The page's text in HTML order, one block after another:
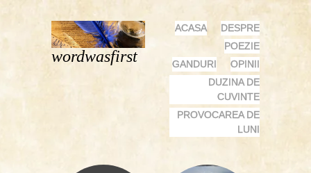
wordwasfirst
MENU
SKIP
CONTENT
ACASA
DESPRE
POEZIE
GANDURI
OPINII
DUZINA DE
CUVINTE
PROVOCAREA DE
LUNI